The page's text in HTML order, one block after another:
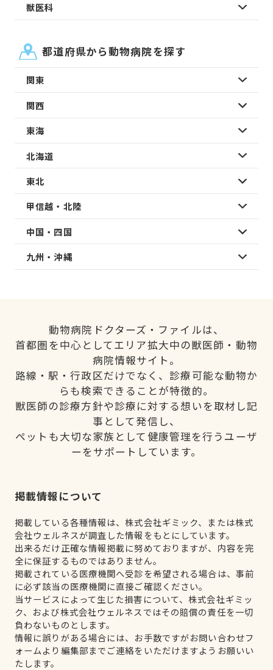
獣医科
都道府県から動物病院を探す
関東
関西
東海
北海道
東北
甲信越・北陸
中国・四国
九州・沖縄
動物病院ドクターズ・ファイルは、
首都圏を中心としてエリア拡大中の獣医師・動物
病院情報サイト。
路線・駅・行政区だけでなく、診療可能な動物か
らも検索できることが特徴的。
獣医師の診療方針や診療に対する想いを取材し記
事として発信し、
ペットも大切な家族として健康管理を行うユーザ
ーをサポートしています。
掲載情報について
掲載している各種情報は、株式会社ギミック、または株式
会社ウェルネスが調査した情報をもとにしています。
出来るだけ正確な情報掲載に努めておりますが、内容を完
全に保証するものではありません。
掲載されている医療機関へ受診を希望される場合は、事前
に必ず該当の医療機関に直接ご確認ください。
当サービスによって生じた損害について、株式会社ギミッ
ク、および株式会社ウェルネスではその賠償の責任を一切
負わないものとします。
情報に誤りがある場合には、お手数ですがお問い合わせフ
ォームより編集部までご連絡をいただけますようお願いい
たします。